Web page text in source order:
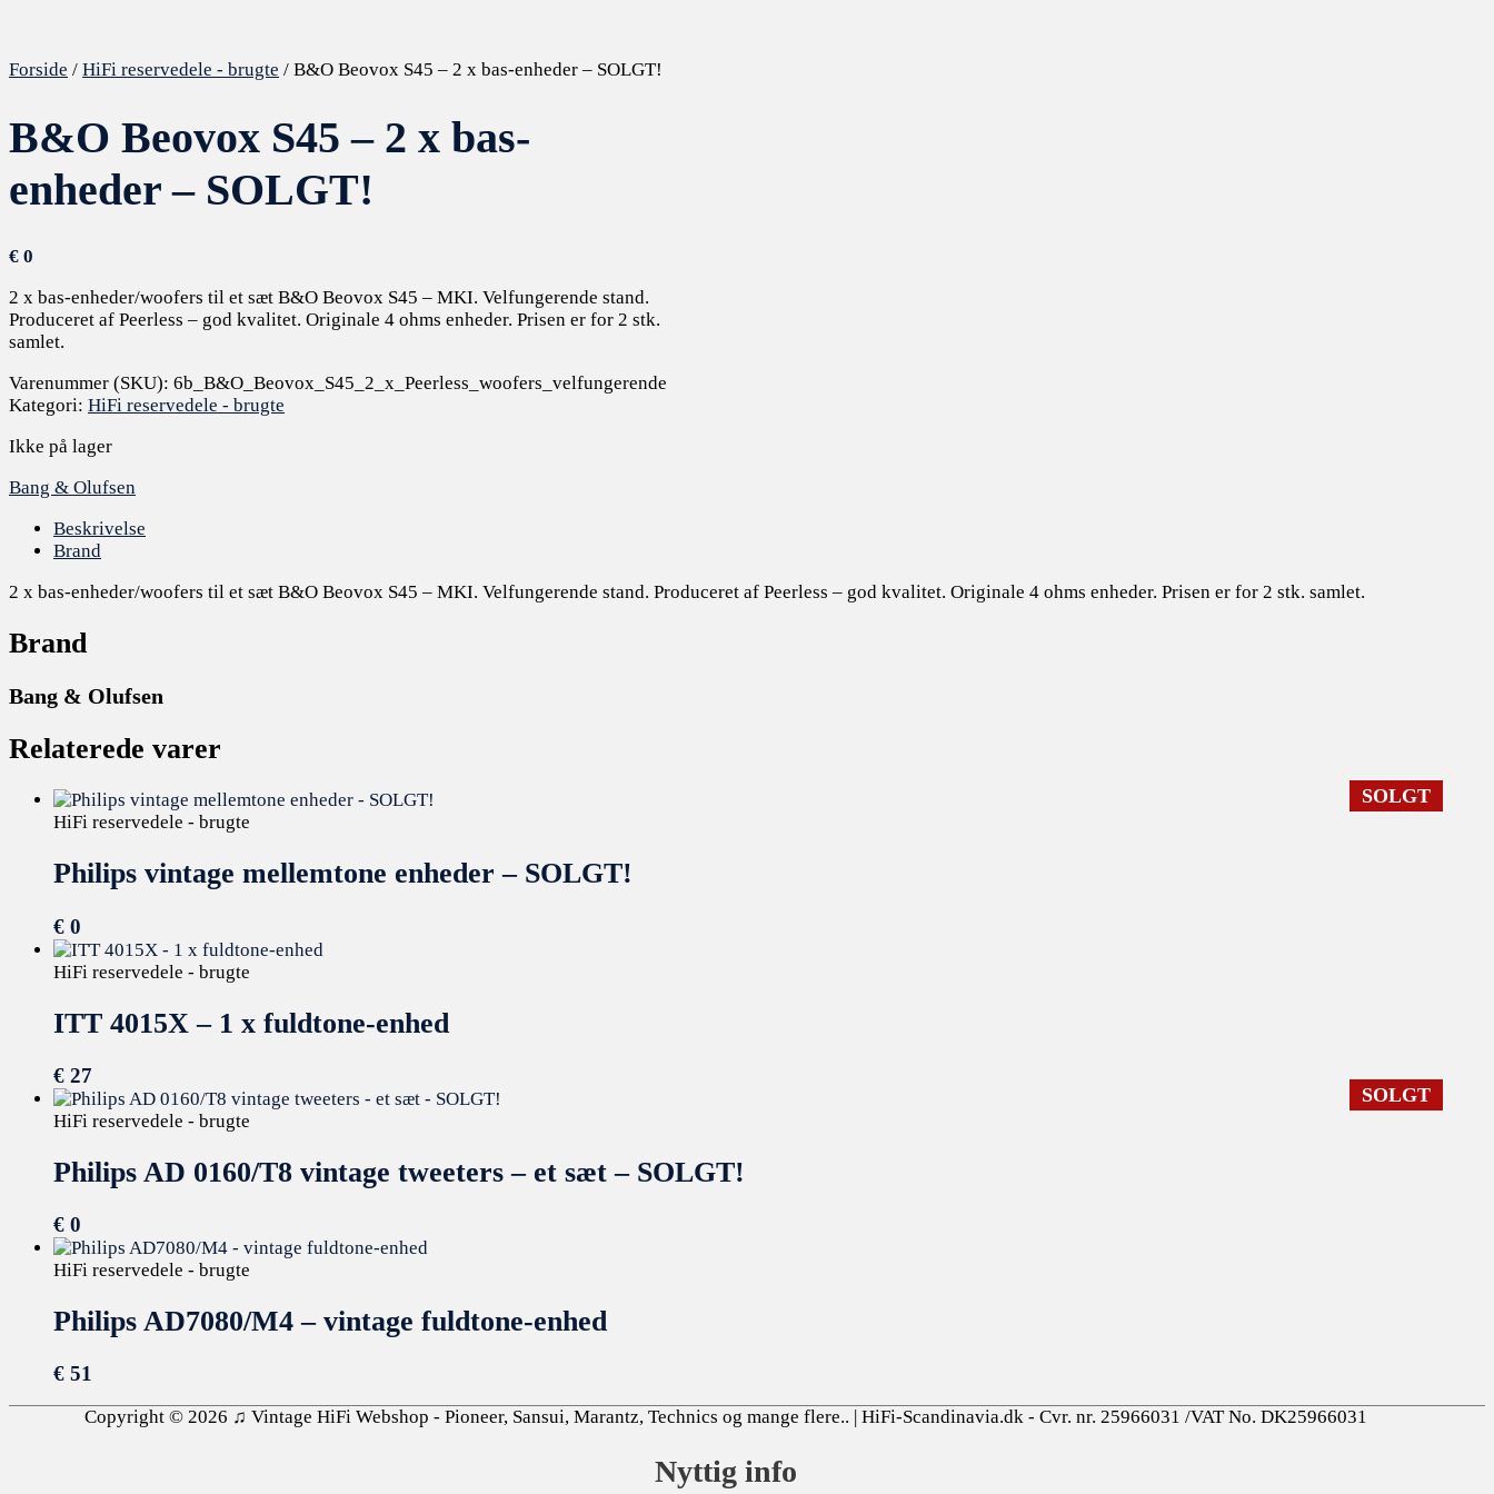
Forside / HiFi reservedele - brugte / B&O Beovox S45 – 2 x bas-enheder – SOLGT!
B&O Beovox S45 – 2 x bas-
enheder – SOLGT!
€ 0
2 x bas-enheder/woofers til et sæt B&O Beovox S45 – MKI. Velfungerende stand.
Produceret af Peerless – god kvalitet. Originale 4 ohms enheder. Prisen er for 2 stk.
samlet.
Varenummer (SKU): 6b_B&O_Beovox_S45_2_x_Peerless_woofers_velfungerende
Kategori: HiFi reservedele - brugte
Ikke på lager
Bang & Olufsen
Beskrivelse
Brand
2 x bas-enheder/woofers til et sæt B&O Beovox S45 – MKI. Velfungerende stand. Produceret af Peerless – god kvalitet. Originale 4 ohms enheder. Prisen er for 2 stk. samlet.
Brand
Bang & Olufsen
Relaterede varer
SOLGT
HiFi reservedele - brugte
Philips vintage mellemtone enheder – SOLGT!
€ 0
HiFi reservedele - brugte
ITT 4015X – 1 x fuldtone-enhed
€ 27
SOLGT
HiFi reservedele - brugte
Philips AD 0160/T8 vintage tweeters – et sæt – SOLGT!
€ 0
HiFi reservedele - brugte
Philips AD7080/M4 – vintage fuldtone-enhed
€ 51
Copyright © 2026 ♫ Vintage HiFi Webshop - Pioneer, Sansui, Marantz, Technics og mange flere.. | HiFi-Scandinavia.dk - Cvr. nr. 25966031 /VAT No. DK25966031
Nyttig info